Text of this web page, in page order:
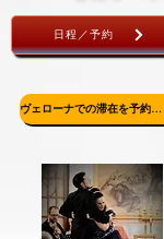
日程／予約
ヴェローナでの滞在を予約する